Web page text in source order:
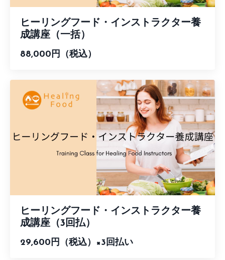
ヒーリングフード・インストラクター養
成講座（一括）
88,000円（税込）
ヒーリングフード・インストラクター養
成講座（3回払）
29,600円（税込）×3回払い